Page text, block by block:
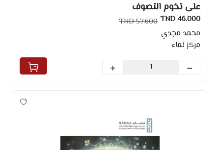
على تخوم التصوف
46.000 TND
57.600 TND
محمد مجدي
مركز نماء